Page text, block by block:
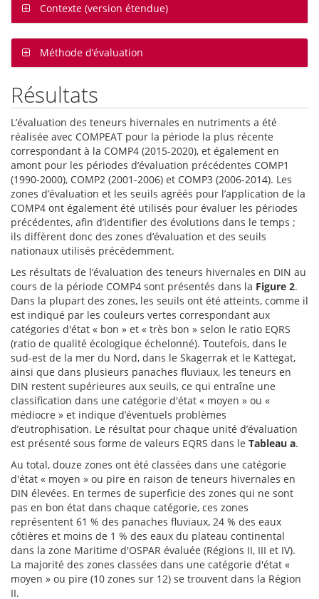
Contexte (version étendue)
Méthode d’évaluation
Résultats
L’évaluation des teneurs hivernales en nutriments a été
réalisée avec COMPEAT pour la période la plus récente
correspondant à la COMP4 (2015-2020), et également en
amont pour les périodes d’évaluation précédentes COMP1
(1990-2000), COMP2 (2001-2006) et COMP3 (2006-2014). Les
zones d’évaluation et les seuils agréés pour l’application de la
COMP4 ont également été utilisés pour évaluer les périodes
précédentes, afin d’identifier des évolutions dans le temps ;
ils diffèrent donc des zones d’évaluation et des seuils
nationaux utilisés précédemment.
Les résultats de l’évaluation des teneurs hivernales en DIN au
cours de la période COMP4 sont présentés dans la Figure 2.
Dans la plupart des zones, les seuils ont été atteints, comme il
est indiqué par les couleurs vertes correspondant aux
catégories d'état « bon » et « très bon » selon le ratio EQRS
(ratio de qualité écologique échelonné). Toutefois, dans le
sud-est de la mer du Nord, dans le Skagerrak et le Kattegat,
ainsi que dans plusieurs panaches fluviaux, les teneurs en
DIN restent supérieures aux seuils, ce qui entraîne une
classification dans une catégorie d'état « moyen » ou «
médiocre » et indique d’éventuels problèmes
d’eutrophisation. Le résultat pour chaque unité d’évaluation
est présenté sous forme de valeurs EQRS dans le Tableau a.
Au total, douze zones ont été classées dans une catégorie
d'état « moyen » ou pire en raison de teneurs hivernales en
DIN élevées. En termes de superficie des zones qui ne sont
pas en bon état dans chaque catégorie, ces zones
représentent 61 % des panaches fluviaux, 24 % des eaux
côtières et moins de 1 % des eaux du plateau continental
dans la zone Maritime d'OSPAR évaluée (Régions II, III et IV).
La majorité des zones classées dans une catégorie d'état «
moyen » ou pire (10 zones sur 12) se trouvent dans la Région
II.